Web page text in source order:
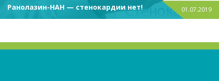
Ранолазин-НАН — стенокардии нет! 01.07.2019